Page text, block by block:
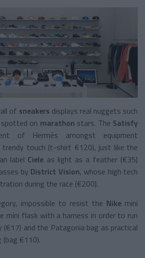
of sneakers displays real nuggets such
on marathon stars. The Satisfy
of Hermès amongst equipment
trendy touch (t-shirt €120), just like the
label Ciele as light as a feather (€35)
by District Vision, whose high tech
during the race (€200).
impossible to resist the Nike mini
mini flask with a harness in order to run
and the Patagonia bag as practical
€110).